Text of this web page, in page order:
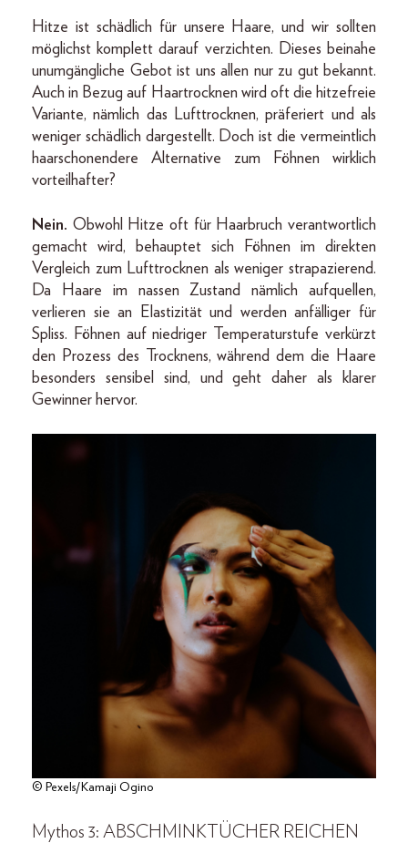
Hitze ist schädlich für unsere Haare, und wir sollten
möglichst komplett darauf verzichten. Dieses beinahe
unumgängliche Gebot ist uns allen nur zu gut bekannt.
Auch in Bezug auf Haartrocknen wird oft die hitzefreie
Variante, nämlich das Lufttrocknen, präferiert und als
weniger schädlich dargestellt. Doch ist die vermeintlich
haarschonendere Alternative zum Föhnen wirklich
vorteilhafter?
Nein. Obwohl Hitze oft für Haarbruch verantwortlich
gemacht wird, behauptet sich Föhnen im direkten
Vergleich zum Lufttrocknen als weniger strapazierend.
Da Haare im nassen Zustand nämlich aufquellen,
verlieren sie an Elastizität und werden anfälliger für
Spliss. Föhnen auf niedriger Temperaturstufe verkürzt
den Prozess des Trocknens, während dem die Haare
besonders sensibel sind, und geht daher als klarer
Gewinner hervor.
© Pexels/Kamaji Ogino
Mythos 3: ABSCHMINKTÜCHER REICHEN